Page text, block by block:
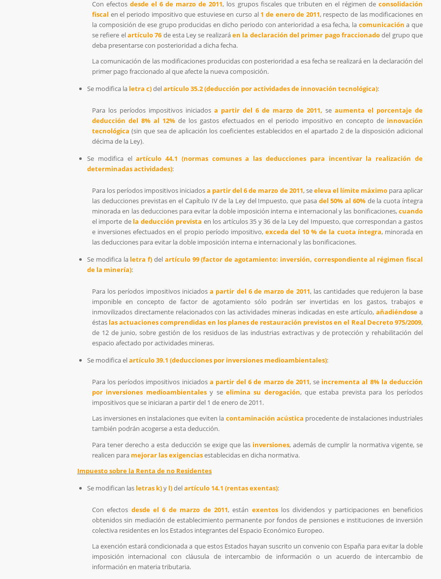
Con efectosdesde el 6 de marzo de 2011, los grupos fiscales que tributen en el régimen de consolidación
fiscal en el periodo impositivo que estuviese en curso al 1 de enero de 2011, respecto de las modificaciones en
la composición de ese grupo producidas en dicho periodo con anterioridad a esa fecha, la comunicación a que
se refiere elartículo76 de esta Ley se realizaráen la declaración del primer pago fraccionadodel grupo que
deba presentarse con posterioridad a dicha fecha.
La comunicación de las modificaciones producidas con posterioridad a esa fecha se realizará en la declaración del
primer pago fraccionado al que afecte la nueva composición.
Se modifica la letra c)delartículo 35.2 (deducción por actividades de innovación tecnológica):
Para los períodos impositivos iniciados a partir del 6 de marzo de 2011, se aumenta el porcentaje de
deducción del 8% al 12%de los gastos efectuados en el periodo impositivo en concepto de innovación
tecnológica (sin que sea de aplicación los coeficientes establecidos en el apartado 2 de la disposición adicional
décima de la Ley).
Se modifica elartículo 44.1 (normas comunes a las deducciones para incentivar la realización de
determinadas actividades):
Para los períodos impositivos iniciadosa partir del 6 de marzo de 2011, seeleva el límite máximopara aplicar
las deducciones previstas en el Capítulo IV de la Ley del Impuesto, que pasa del 50% al 60%de la cuota íntegra
minorada en las deducciones para evitar la doble imposición interna e internacional y las bonificaciones,cuando
el importe de la deducción prevista en los artículos 35 y 36 de la Ley del Impuesto, que correspondan a gastos
e inversiones efectuados en el propio período impositivo, exceda del 10 % de la cuota íntegra, minorada en
las deducciones para evitar la doble imposición interna e internacional y las bonificaciones.
Se modifica la letra f) del artículo 99 (factor de agotamiento: inversión, correspondiente al régimen fiscal
de la minería):
Para los períodos impositivos iniciadosa partir del 6 de marzo de 2011, las cantidades que redujeron la base
imponible en concepto de factor de agotamiento sólo podrán ser invertidas en los gastos, trabajos e
inmovilizados directamente relacionados con las actividades mineras indicadas en este artículo,añadiéndose a
éstas las actuaciones comprendidas en los planes de restauración previstos en el Real Decreto 975/2009,
de 12 de junio, sobre gestión de los residuos de las industrias extractivas y de protección y rehabilitación del
espacio afectado por actividades mineras.
Se modifica elartículo 39.1 (deducciones por inversiones medioambientales):
Para los períodos impositivos iniciados a partir del 6 de marzo de 2011, se incrementa al 8% la deducción
por inversiones medioambientalesy se elimina su derogación, que estaba prevista para los períodos
impositivos que se iniciaran a partir del 1 de enero de 2011.
Las inversiones en instalaciones que eviten la contaminación acústica procedente de instalaciones industriales
también podrán acogerse a esta deducción.
Para tener derecho a esta deducción se exige que las inversiones, además de cumplir la normativa vigente, se
realicen para mejorar las exigenciasestablecidas en dicha normativa.
Impuesto sobre la Renta de no Residentes
Se modifican las letras k)y l)delartículo 14.1 (rentas exentas):
Con efectos desde el 6 de marzo de 2011, están exentoslos dividendos y participaciones en beneficios
obtenidos sin mediación de establecimiento permanente por fondos de pensiones e instituciones de inversión
colectiva residentes en los Estados integrantes del Espacio Económico Europeo.
La exención estará condicionada a que estos Estados hayan suscrito un convenio con España para evitar la doble
imposición internacional con cláusula de intercambio de información o un acuerdo de intercambio de
información en materia tributaria.